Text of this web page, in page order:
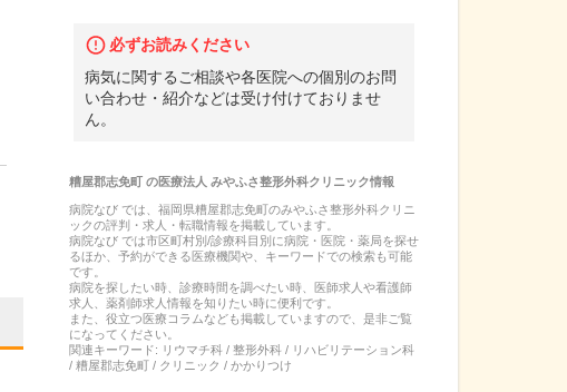
必ずお読みください
病気に関するご相談や各医院への個別のお問
い合わせ・紹介などは受け付けておりませ
ん。
糟屋郡志免町の医療法人 みやふさ整形外科クリニック情報
病院なび では、 福岡県糟屋郡志免町のみやふさ整形外科クリニ
ックの評判・求人・転職情報を掲載しています。
病院なび では市区町村別/診療科目別に病院・医院・薬局を探せ
るほか、予約ができる医療機関や、キーワードでの検索も可能
です。
病院を探したい時、診療時間を調べたい時、医師求人や看護師
求人、薬剤師求人情報を知りたい時に便利です。
また、役立つ医療コラムなども掲載していますので、是非ご覧
になってください。
関連キーワード: リウマチ科 / 整形外科 / リハビリテーション科
/ 糟屋郡志免町 / クリニック / かかりつけ